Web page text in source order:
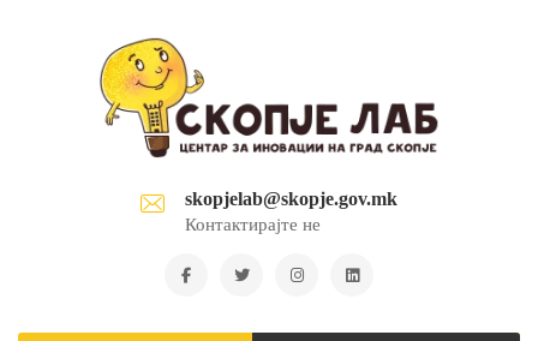
skopjelab@skopje.gov.mk
Контактирајте не